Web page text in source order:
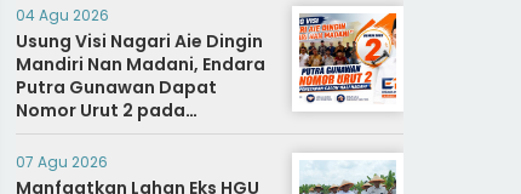
04 Agu 2026
Usung Visi Nagari Aie Dingin
Mandiri Nan Madani, Endara
Putra Gunawan Dapat
Nomor Urut 2 pada
Penetapan Calon Wali
Nagari.
07 Agu 2026
Manfaatkan Lahan Eks HGU